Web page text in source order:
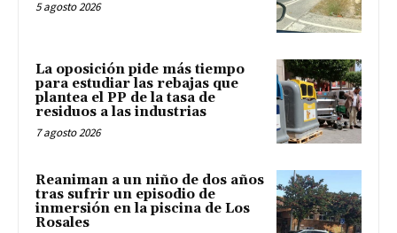
5 agosto 2026
La oposición pide más tiempo
para estudiar las rebajas que
plantea el PP de la tasa de
residuos a las industrias
7 agosto 2026
Reaniman a un niño de dos años
tras sufrir un episodio de
inmersión en la piscina de Los
Rosales